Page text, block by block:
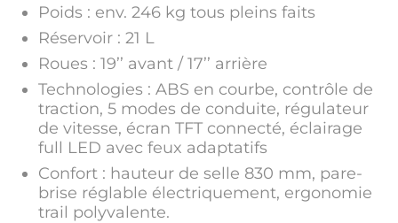
Poids : env. 246 kg tous pleins faits
Réservoir : 21 L
Roues : 19’’ avant / 17’’ arrière
Technologies : ABS en courbe, contrôle de
traction, 5 modes de conduite, régulateur
de vitesse, écran TFT connecté, éclairage
full LED avec feux adaptatifs
Confort : hauteur de selle 830 mm, pare-
brise réglable électriquement, ergonomie
trail polyvalente.